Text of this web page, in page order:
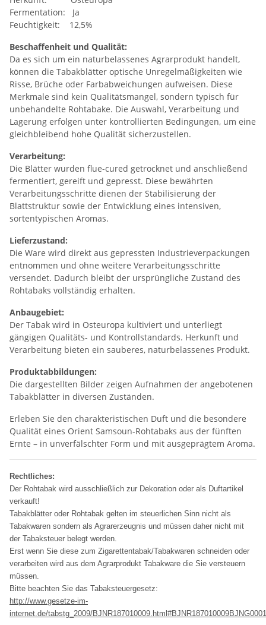
Fermentation: Ja
Feuchtigkeit: 12,5%
Beschaffenheit und Qualität:
Da es sich um ein naturbelassenes Agrarprodukt handelt,
können die Tabakblätter optische Unregelmäßigkeiten wie
Risse, Brüche oder Farbabweichungen aufweisen. Diese
Merkmale sind kein Qualitätsmangel, sondern typisch für
unbehandelte Rohtabake. Die Auswahl, Verarbeitung und
Lagerung erfolgen unter kontrollierten Bedingungen, um eine
gleichbleibend hohe Qualität sicherzustellen.
Verarbeitung:
Die Blätter wurden flue-cured getrocknet und anschließend
fermentiert, gereift und gepresst. Diese bewährten
Verarbeitungsschritte dienen der Stabilisierung der
Blattstruktur sowie der Entwicklung eines intensiven,
sortentypischen Aromas.
Lieferzustand:
Die Ware wird direkt aus gepressten Industrieverpackungen
entnommen und ohne weitere Verarbeitungsschritte
versendet. Dadurch bleibt der ursprüngliche Zustand des
Rohtabaks vollständig erhalten.
Anbaugebiet:
Der Tabak wird in Osteuropa kultiviert und unterliegt
gängigen Qualitäts- und Kontrollstandards. Herkunft und
Verarbeitung bieten ein sauberes, naturbelassenes Produkt.
Produktabbildungen:
Die dargestellten Bilder zeigen Aufnahmen der angebotenen
Tabakblätter in diversen Zuständen.
Erleben Sie den charakteristischen Duft und die besondere
Qualität eines Orient Samsoun-Rohtabaks aus der fünften
Ernte – in unverfälschter Form und mit ausgeprägtem Aroma.
Rechtliches:
Der Rohtabak wird ausschließlich zur Dekoration oder als Duftartikel
verkauft!
Tabakblätter oder Rohtabak gelten im steuerlichen Sinn nicht als
Tabakwaren sondern als Agrarerzeugnis und müssen daher nicht mit
der Tabaksteuer belegt werden.
Erst wenn Sie diese zum Zigarettentabak/Tabakwaren schneiden oder
verarbeiten wird aus dem Agrarprodukt Tabakware die Sie versteuern
müssen.
Bitte beachten Sie das Tabaksteuergesetz:
http://www.gesetze-im-
internet.de/tabstg_2009/